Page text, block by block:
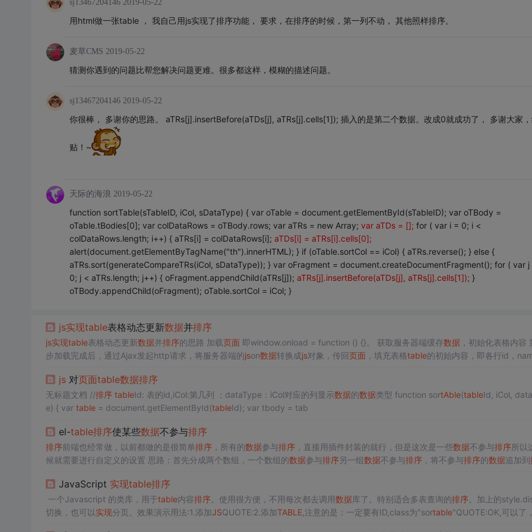
sj13467204146 2019-05-22
用html做一张table ， 我自己用js实现了排序功能， 要求，在排序的时候，第一列不动， 其他照样排序。
麦草CMS 2019-05-22
猜测你遇到的问题比帮您解决问题更难。很多都这样，模糊的描述问题。
sj13467204146 2019-05-22
你很棒， 多谢你的思路。 aTRs[j].insertBefore(aTDs[j], aTRs[j].cells[1]); 插入的是第二个数据。改成0就成功了， 多谢大家
贴！~
天际的海浪 2019-05-22
function sortTable(sTableID, iCol, sDataType) { var oTable = document.getElementById(sTableID); var oTBody =
oTable.tBodies[0]; var colDataRows = oTBody.rows; var aTRs = new Array; var aTDs = []; for ( var i = 0; i <
colDataRows.length; i++) { aTRs[i] = colDataRows[i]; aTDs[i] = aTRs[i].cells[0];
alert(document.getElementByTagName("th").innerHTML); } if (oTable.sortCol == iCol) { aTRs.reverse(); } else {
aTRs.sort(generateCompareTRs(iCol, sDataType)); } var oFragment = document.createDocumentFragment(); for ( var j
0; j < aTRs.length; j++) { oFragment.appendChild(aTRs[j]); aTRs[j].insertBefore(aTDs[j], aTRs[j].cells[1]); }
oTBody.appendChild(oFragment); oTable.sortCol = iCol; }
js实现table表格动态更新数据并排序
js实现table表格动态更新数据并排序 的思路 加载页面即window.onload = function () {}。 获取服务器端缓存数据，初始化表格内容
步加载完成后，通过Ajax发起http请求，将服务器端的json数据转换成js对象，传回页面，填充表格table的初始内容，即各行id，
js对页面table数据排序
无标题文档 //排序 tableId: 表的id,iCol:第几列 ；dataType：iCol对应的列显示数据的数据 类型 function sortAble(tableId, iCol,
e) { var table= document.getElementById(table Id); var tbody = tab
el-table排序使某些数据不参与排序
排序前端也经常做，以前都做的是很简单排序 ，所有的数据参与排序 ，直接用插件封装的就行，但是这次是一些数据不参与排序所以
候就需要进行自定义的设置 思路：首先分成两个数组，一个数组的数据参与排序另一组数据不参与排序 ，将不参与排序的数据追加到
JavaScript 实现table排序
一个Javascript 的类库，用于table内容排序 。使用很方便，不用每次都去调用数据库了。特别适合多表查询的排序 。加上的
切换，也可以实现分页。效果演示用法:1.添加JSQUOTE:2.添加TABLE,注意的是：一定要有ID,class为"sortable"QUOTE:OK,可以了